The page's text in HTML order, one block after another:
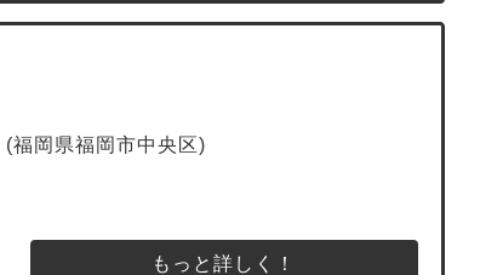
(福岡県福岡市中央区)
もっと詳しく！